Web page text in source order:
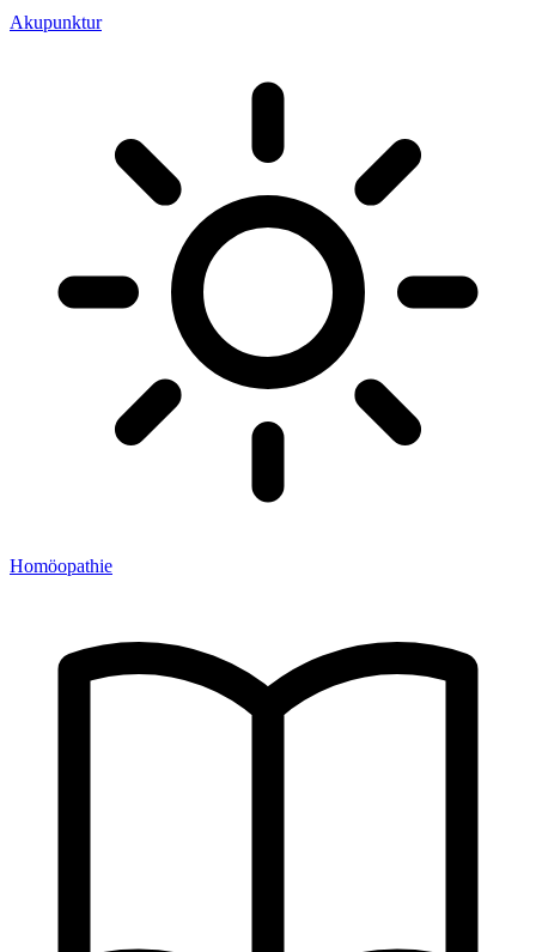
Akupunktur
Homöopathie